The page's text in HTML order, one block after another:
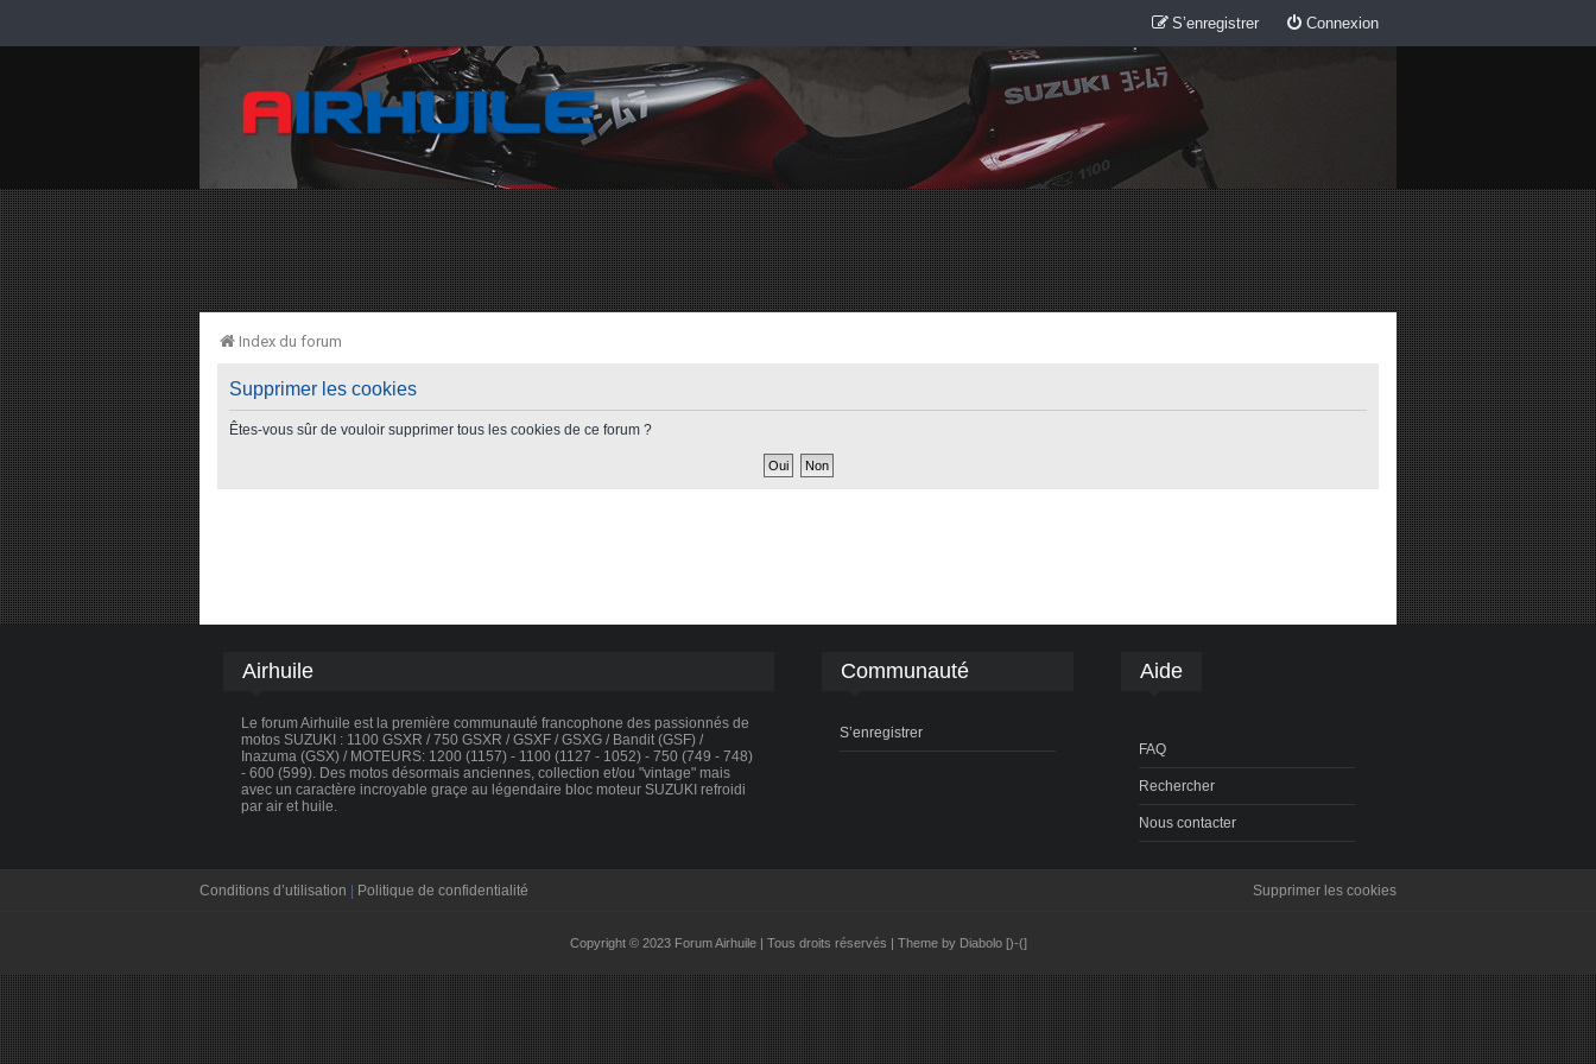
Connexion
S’enregistrer
Index du forum
Supprimer les cookies
Êtes-vous sûr de vouloir supprimer tous les cookies de ce forum ?
Airhuile
Le forum Airhuile est la première communauté francophone des passionnés de
motos SUZUKI : 1100 GSXR / 750 GSXR / GSXF / GSXG / Bandit (GSF) /
Inazuma (GSX) / MOTEURS: 1200 (1157) - 1100 (1127 - 1052) - 750 (749 - 748)
- 600 (599). Des motos désormais anciennes, collection et/ou "vintage" mais
avec un caractère incroyable graçe au légendaire bloc moteur SUZUKI refroidi
par air et huile.
Communauté
S’enregistrer
Aide
FAQ
Rechercher
Nous contacter
Conditions d’utilisation Politique de confidentialité Supprimer les cookies
Copyright © 2023 Forum Airhuile | Tous droits réservés | Theme by Diabolo [)-(]